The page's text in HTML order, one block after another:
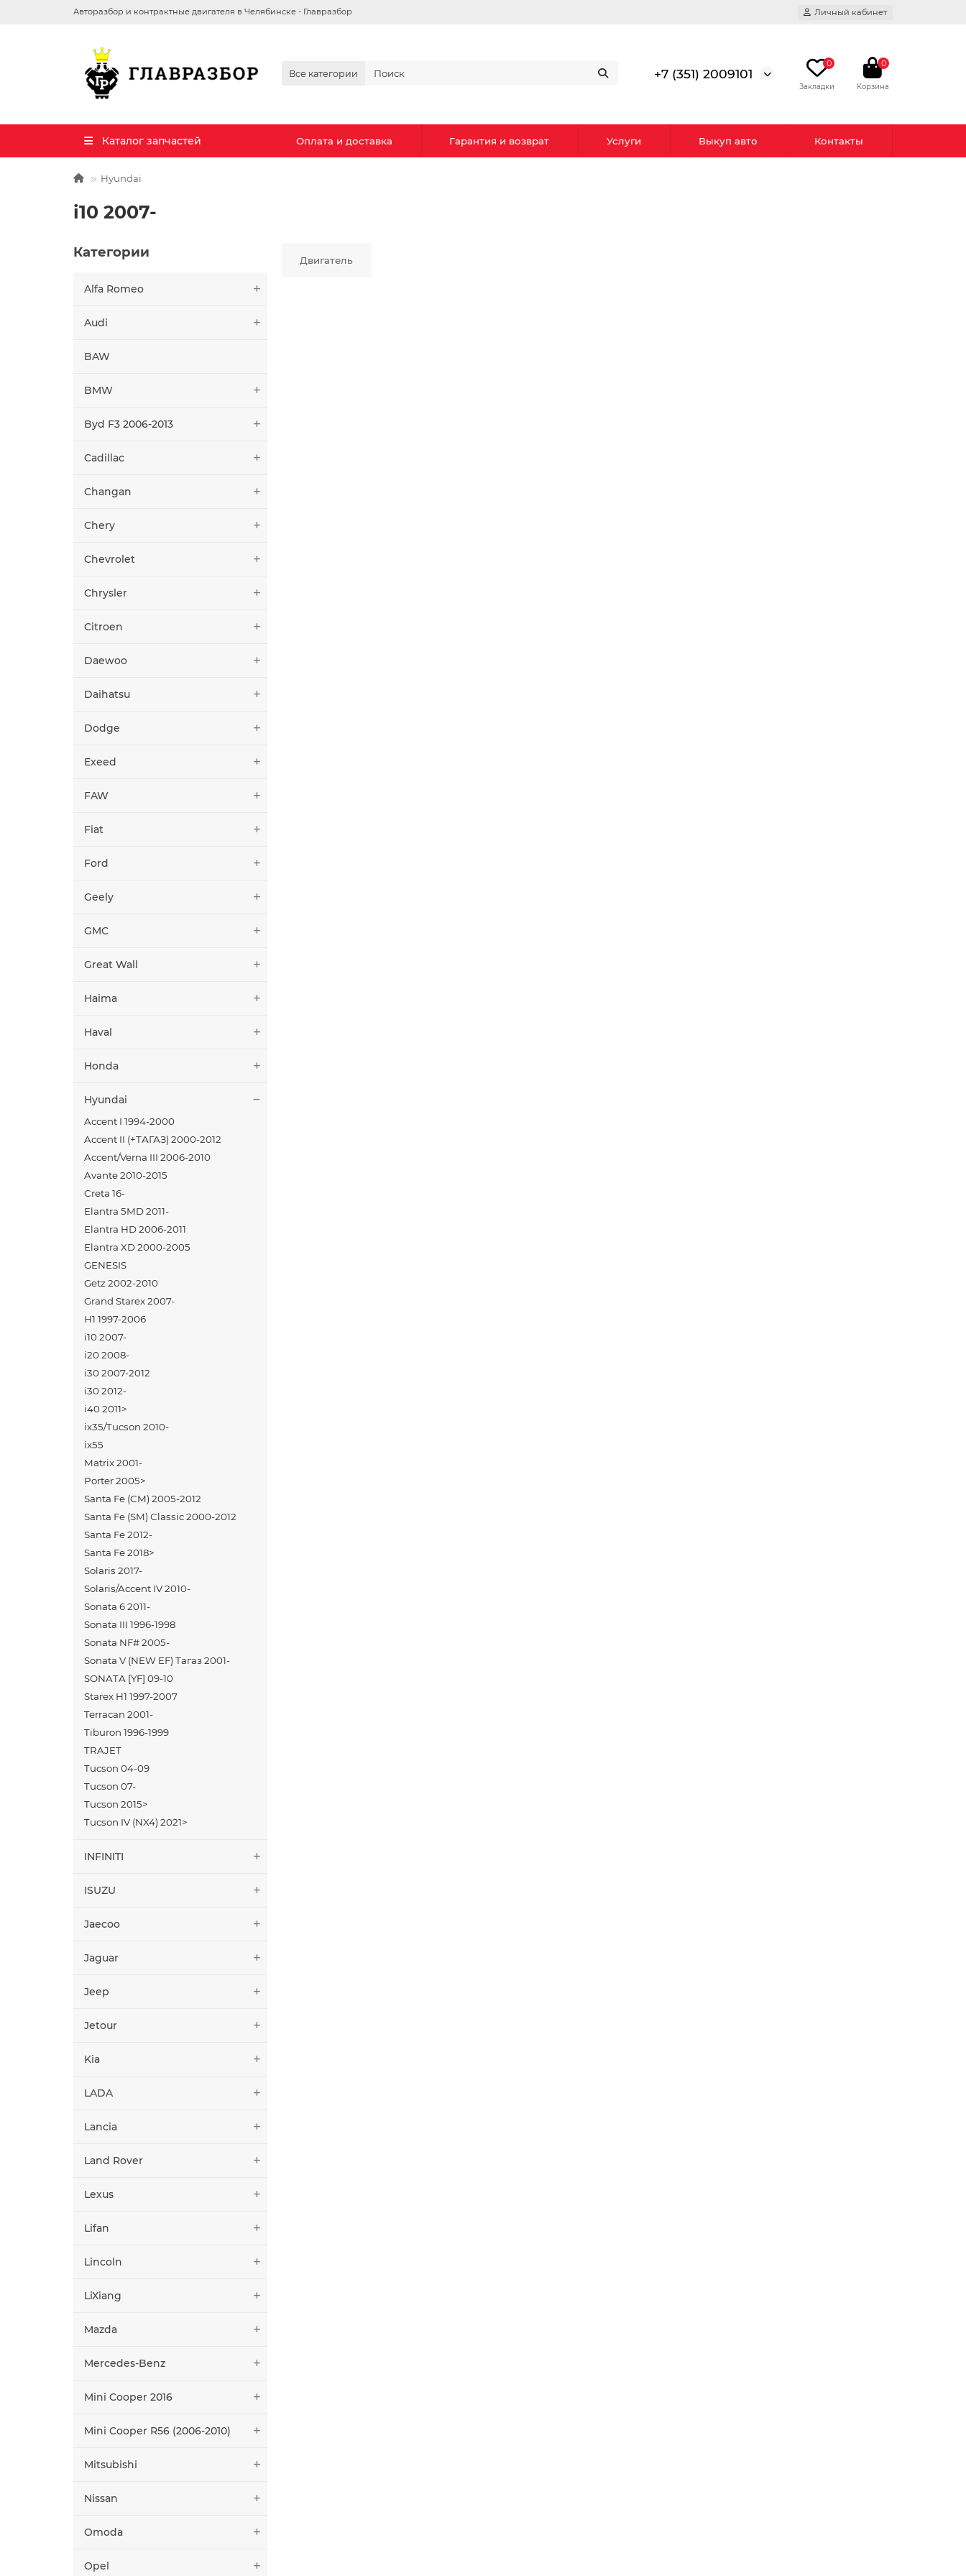
Авторазбор и контрактные двигателя в Челябинске - Главразбор Личный кабинет
Все категории +7 (351) 2009101
0 0
Каталог запчастей Оплата и доставка Гарантия и возврат Услуги Выкуп авто Контакты
Hyundai
i10 2007-
Категории
Alfa Romeo
Audi
BAW
BMW
Byd F3 2006-2013
Cadillac
Changan
Chery
Chevrolet
Chrysler
Citroen
Daewoo
Daihatsu
Dodge
Exeed
FAW
Fiat
Ford
Geely
GMC
Great Wall
Haima
Haval
Honda
Hyundai
Accent I 1994-2000
Accent II (+ТАГАЗ) 2000-2012
Accent/Verna III 2006-2010
Avante 2010-2015
Creta 16-
Elantra 5MD 2011-
Elantra HD 2006-2011
Elantra XD 2000-2005
GENESIS
Getz 2002-2010
Grand Starex 2007-
H1 1997-2006
i10 2007-
i20 2008-
i30 2007-2012
i30 2012-
i40 2011>
ix35/Tucson 2010-
ix55
Matrix 2001-
Porter 2005>
Santa Fe (CM) 2005-2012
Santa Fe (SM) Сlassic 2000-2012
Santa Fe 2012-
Santa Fe 2018>
Solaris 2017-
Solaris/Accent IV 2010-
Sonata 6 2011-
Sonata III 1996-1998
Sonata NF# 2005-
Sonata V (NEW EF) Тагаз 2001-
SONATA [YF] 09-10
Starex H1 1997-2007
Terracan 2001-
Tiburon 1996-1999
TRAJET
Tucson 04-09
Tucson 07-
Tucson 2015>
Tucson IV (NX4) 2021>
INFINITI
ISUZU
Jaecoo
Jaguar
Jeep
Jetour
Kia
LADA
Lancia
Land Rover
Lexus
Lifan
Lincoln
LiXiang
Mazda
Mercedes-Benz
Mini Cooper 2016
Mini Cooper R56 (2006-2010)
Mitsubishi
Nissan
Omoda
Opel
Двигатель